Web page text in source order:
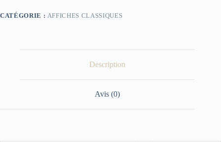
CATÉGORIE : AFFICHES CLASSIQUES
Description
Avis (0)